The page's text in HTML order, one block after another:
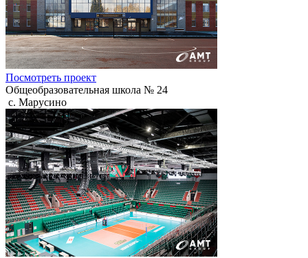
Посмотреть проект
Общеобразовательная школа № 24
с. Марусино